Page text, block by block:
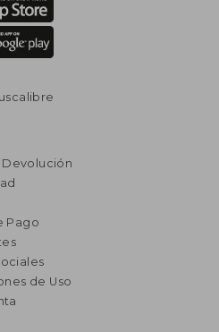
Devolución
Pago
de Uso